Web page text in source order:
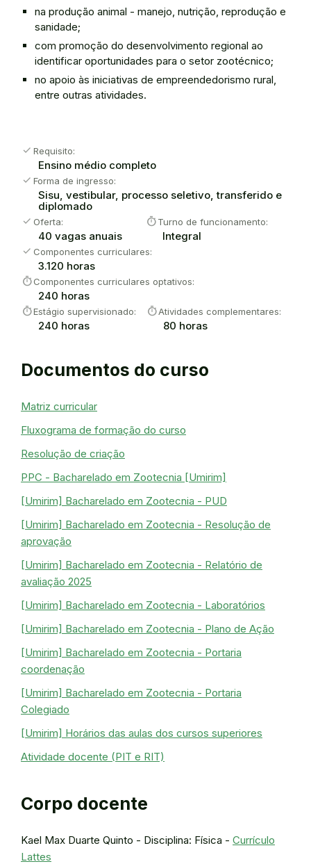
na produção animal - manejo, nutrição, reprodução e
sanidade;
com promoção do desenvolvimento regional ao
identificar oportunidades para o setor zootécnico;
no apoio às iniciativas de empreendedorismo rural,
entre outras atividades.
check Requisito:
Ensino médio completo
check Forma de ingresso:
Sisu, vestibular, processo seletivo, transferido e
diplomado
check Oferta:
40 vagas anuais
timerTurno de funcionamento:
Integral
check Componentes curriculares:
3.120 horas
timerComponentes curriculares optativos:
240 horas
timerEstágio supervisionado:
240 horas
timerAtividades complementares:
80 horas
Documentos do curso
Matriz curricular
Fluxograma de formação do curso
Resolução de criação
PPC - Bacharelado em Zootecnia [Umirim]
[Umirim] Bacharelado em Zootecnia - PUD
[Umirim] Bacharelado em Zootecnia - Resolução de
aprovação
[Umirim] Bacharelado em Zootecnia - Relatório de
avaliação 2025
[Umirim] Bacharelado em Zootecnia - Laboratórios
[Umirim] Bacharelado em Zootecnia - Plano de Ação
[Umirim] Bacharelado em Zootecnia - Portaria
coordenação
[Umirim] Bacharelado em Zootecnia - Portaria
Colegiado
[Umirim] Horários das aulas dos cursos superiores
Atividade docente (PIT e RIT)
Corpo docente
Kael Max Duarte Quinto - Disciplina: Física - Currículo
Lattes